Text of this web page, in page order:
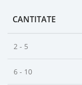
CANTITATE
2 - 5
6 - 10